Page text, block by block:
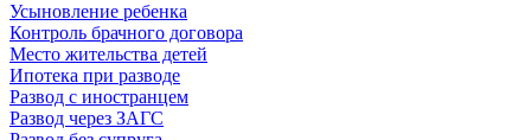
Усыновление ребенка
Контроль брачного договора
Место жительства детей
Ипотека при разводе
Развод с иностранцем
Развод через ЗАГС